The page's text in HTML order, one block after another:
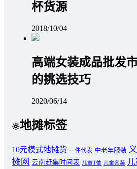
杯货源
2018/10/04
高端女装成品批发
的挑选技巧
2020/06/14
地摊标签
10元模式地摊货 一件代发 中老年服装
摊网 云南赶集时间表 儿童T恤 儿童套装